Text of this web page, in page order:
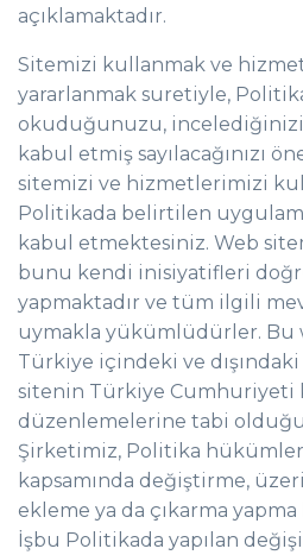
açıklamaktadır.
Sitemizi kullanmak ve
yararlanmak suretiyle,
okuduğunuzu,
kabul etmiş sayılacağınızı
sitemizi ve hizmetlerimizi
Politikada belirtilen
kabul etmektesiniz. Web
bunu kendi inisiyatifleri
yapmaktadır ve tüm ilgili
uymakla yükümlüdürler. Bu
Türkiye içindeki ve
sitenin Türkiye Cumhuriyeti
düzenlemelerine tabi
Şirketimiz, Politika
kapsamında değiştirme,
ekleme ya da çıkarma yapma
İşbu Politikada yapılan